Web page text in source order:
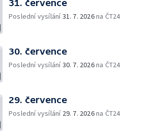
31. července
Poslední vysílání31. 7. 2026na ČT24
30. července
Poslední vysílání30. 7. 2026na ČT24
29. července
Poslední vysílání 29. 7. 2026na ČT24